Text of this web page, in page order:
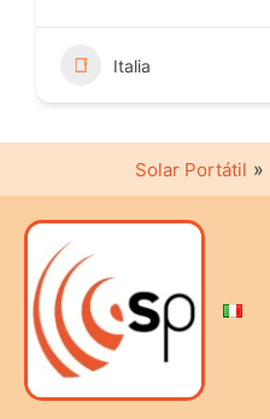
Italia
Solar Portátil »